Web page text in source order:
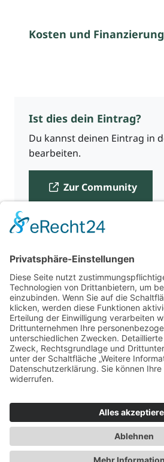
Kosten und Finanzierung
Ist dies dein Eintrag?
Du kannst deinen Eintrag in
bearbeiten.
Zur Community
Für Beratende
Kontakt
Über uns